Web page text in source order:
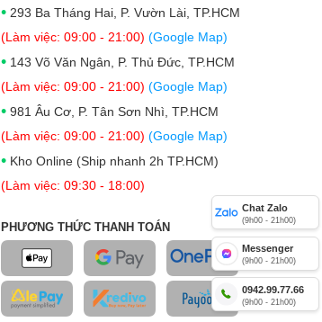
• 293 Ba Tháng Hai, P. Vườn Lài, TP.HCM
(Làm việc: 09:00 - 21:00) (Google Map)
• 143 Võ Văn Ngân, P. Thủ Đức, TP.HCM
(Làm việc: 09:00 - 21:00) (Google Map)
• 981 Âu Cơ, P. Tân Sơn Nhì, TP.HCM
(Làm việc: 09:00 - 21:00) (Google Map)
• Kho Online (Ship nhanh 2h TP.HCM)
(Làm việc: 09:30 - 18:00)
PHƯƠNG THỨC THANH TOÁN
Chat Zalo
(9h00 - 21h00)
Messenger
(9h00 - 21h00)
0942.99.77.66
(9h00 - 21h00)